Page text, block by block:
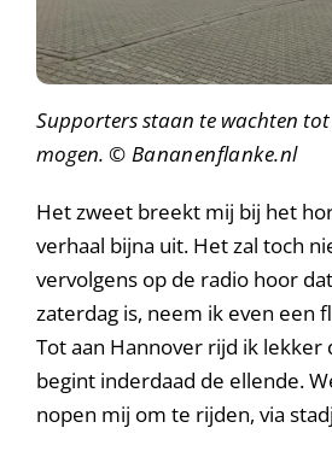
Supporters staan te wachten
mogen. © Bananenflanke.nl
Het zweet breekt mij bij het
verhaal bijna uit. Het zal toch
vervolgens op de radio hoor
zaterdag is, neem ik even een
Tot aan Hannover rijd ik lekker
begint inderdaad de ellende.
nopen mij om te rijden, via